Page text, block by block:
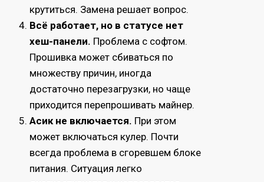
крутиться. Замена решает вопрос.
Всё работает, но в статусе нет
хеш-панели. Проблема с софтом.
Прошивка может сбиваться по
множеству причин, иногда
достаточно перезагрузки, но чаще
приходится перепрошивать майнер.
Асик не включается. При этом
может включаться кулер. Почти
всегда проблема в сгоревшем блоке
питания. Ситуация легко